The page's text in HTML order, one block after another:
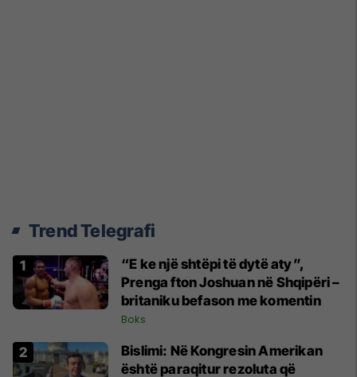
Trend Telegrafi
“E ke një shtëpi të dytë aty”,
Prenga fton Joshuan në Shqipëri –
britaniku befason me komentin
Boks
Bislimi: Në Kongresin Amerikan
është paraqitur rezoluta që